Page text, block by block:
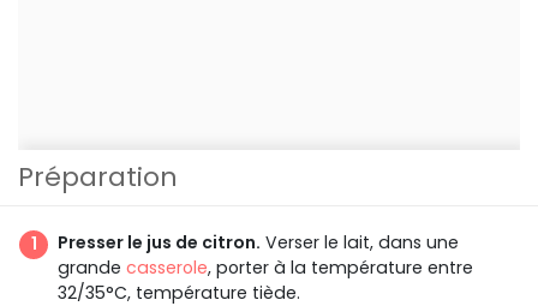
Préparation
Presser le jus de citron. Verser le lait, dans une
grande casserole, porter à la température entre
32/35°C, température tiède.